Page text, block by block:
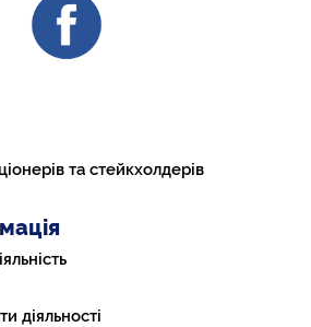
та стейкхолдерів
діяльності